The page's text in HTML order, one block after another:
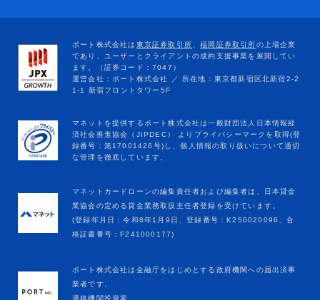
マネットカードローンの編集責任者および編集者は、日本貸金
業協会の定める貸金業務取扱主任者登録を受けています。
(登録年月日：令和8年1月9日、登録番号：K250020096、合
格証書番号：F241000177)
ポート株式会社は金融庁をはじめとする政府機関への届出済事
業者です。
適格機関投資家